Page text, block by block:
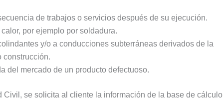
de trabajos o servicios después de su ejecución.
por ejemplo por soldadura.
y/o a conducciones subterráneas derivados de la
construcción.
del mercado de un producto defectuoso.
se solicita al cliente la información de la base de cálculo